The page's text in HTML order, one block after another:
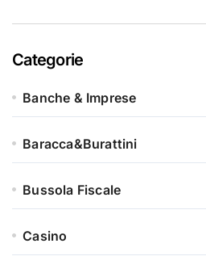
Categorie
Banche & Imprese
Baracca&Burattini
Bussola Fiscale
Casino